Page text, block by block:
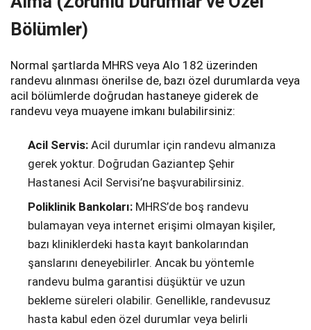
Bölümler)
Normal şartlarda MHRS veya Alo 182 üzerinden
randevu alınması önerilse de, bazı özel durumlarda veya
acil bölümlerde doğrudan hastaneye giderek de
randevu veya muayene imkanı bulabilirsiniz:
Acil Servis: Acil durumlar için randevu almanıza
gerek yoktur. Doğrudan Gaziantep Şehir
Hastanesi Acil Servisi’ne başvurabilirsiniz.
Poliklinik Bankoları: MHRS’de boş randevu
bulamayan veya internet erişimi olmayan kişiler,
bazı kliniklerdeki hasta kayıt bankolarından
şanslarını deneyebilirler. Ancak bu yöntemle
randevu bulma garantisi düşüktür ve uzun
bekleme süreleri olabilir. Genellikle, randevusuz
hasta kabul eden özel durumlar veya belirli